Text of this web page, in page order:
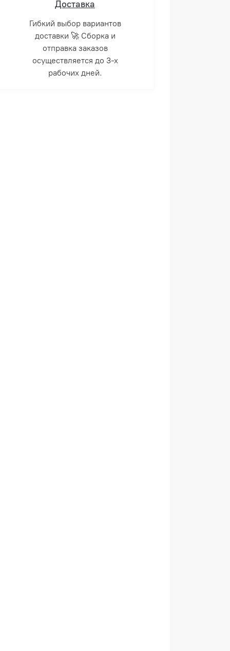
Доставка
Гибкий выбор вариантов
доставки 🚀 Сборка и
отправка заказов
осуществляется до 3-х
рабочих дней.